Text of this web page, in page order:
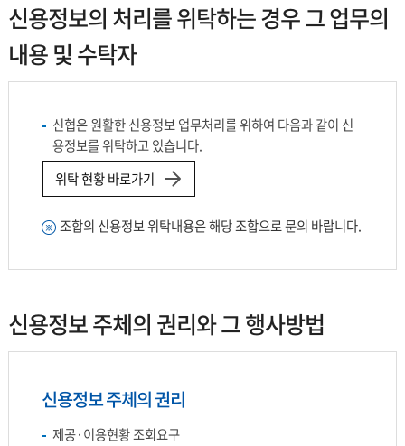
신용정보의 처리를 위탁하는 경우 그 업무의
내용 및 수탁자
신협은 원활한 신용정보 업무처리를 위하여 다음과 같이 신
용정보를 위탁하고 있습니다.
위탁 현황 바로가기
조합의 신용정보 위탁내용은 해당 조합으로 문의 바랍니다.
신용정보 주체의 권리와 그 행사방법
신용정보 주체의 권리
제공·이용현황 조회요구